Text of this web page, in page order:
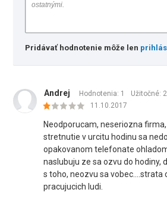
Pridávať hodnotenie môže len
Andrej Hodnotenia: 1 Užitočné: 2
11.10.2017
Neodporucam, neseriozna
stretnutie v urcitu hodinu sa
opakovanom telefonate
naslubuju ze sa ozvu do hodiny,
s toho, neozvu sa vobec....strata
pracujucich ludi.